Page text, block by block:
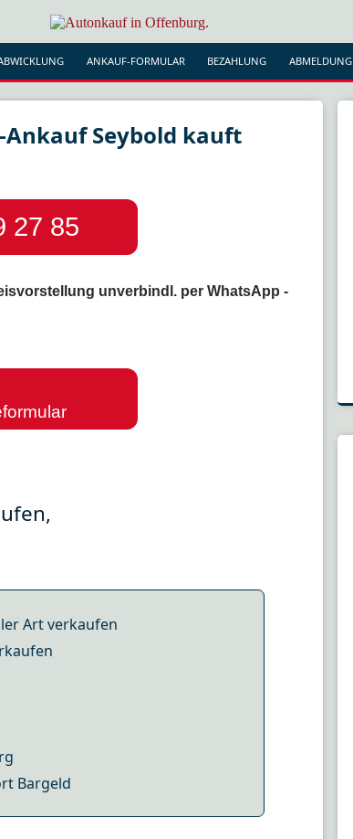
ANKAUF-FORMULAR BEZAHLUNG ABMELDUNG
Seybold kauft
27 85
unverbindl. per WhatsApp -
Art verkaufen
Bargeld